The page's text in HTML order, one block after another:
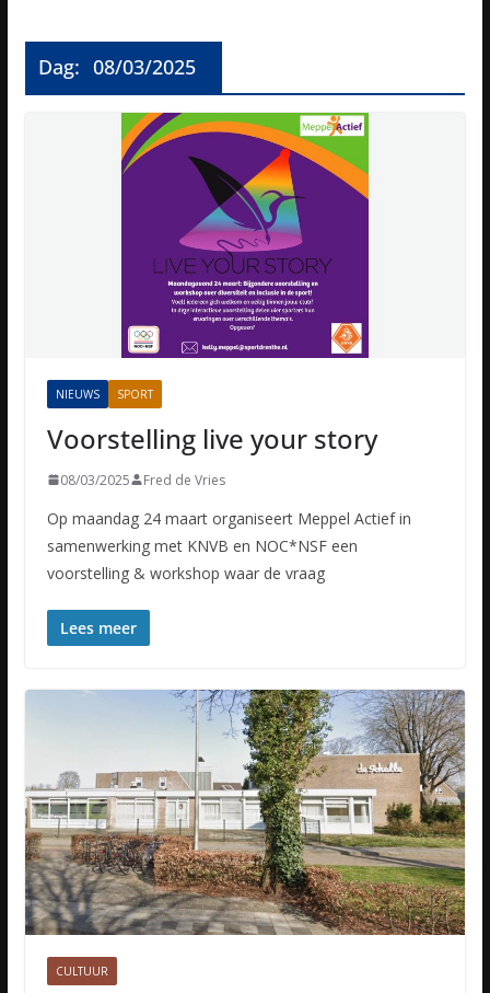
Dag: 08/03/2025
NIEUWS SPORT
Voorstelling live your story
08/03/2025 Fred de Vries
Op maandag 24 maart organiseert Meppel Actief in
samenwerking met KNVB en NOC*NSF een
voorstelling & workshop waar de vraag
Lees meer
CULTUUR